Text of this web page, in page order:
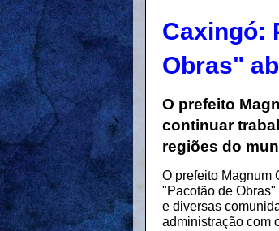
Caxingó:
Obras"
O prefeito
continuar
regiões do
O prefeito Magnum
"Pacotão de
e diversas
administração com